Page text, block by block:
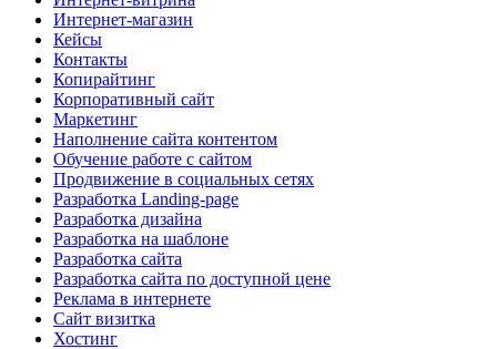
Интернет-магазин
Кейсы
Контакты
Копирайтинг
Корпоративный сайт
Маркетинг
Наполнение сайта контентом
Обучение работе с сайтом
Продвижение в социальных сетях
Разработка Landing-page
Разработка дизайна
Разработка на шаблоне
Разработка сайта
Разработка сайта по доступной цене
Реклама в интернете
Сайт визитка
Хостинг